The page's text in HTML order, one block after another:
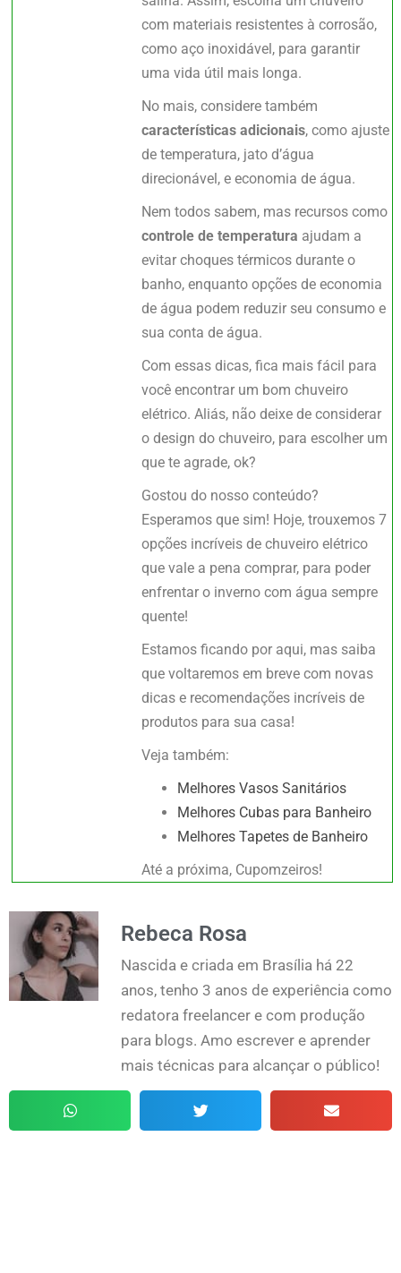
com materiais resistentes à corrosão,
como aço inoxidável, para garantir
uma vida útil mais longa.
No mais, considere também
características adicionais, como ajuste
de temperatura, jato d’água
direcionável, e economia de água.
Nem todos sabem, mas recursos como
controle de temperatura ajudam a
evitar choques térmicos durante o
banho, enquanto opções de economia
de água podem reduzir seu consumo e
sua conta de água.
Com essas dicas, fica mais fácil para
você encontrar um bom chuveiro
elétrico. Aliás, não deixe de considerar
o design do chuveiro, para escolher um
que te agrade, ok?
Gostou do nosso conteúdo?
Esperamos que sim! Hoje, trouxemos 7
opções incríveis de chuveiro elétrico
que vale a pena comprar, para poder
enfrentar o inverno com água sempre
quente!
Estamos ficando por aqui, mas saiba
que voltaremos em breve com novas
dicas e recomendações incríveis de
produtos para sua casa!
Veja também:
Melhores Vasos Sanitários
Melhores Cubas para Banheiro
Melhores Tapetes de Banheiro
Até a próxima, Cupomzeiros!
Rebeca Rosa
Nascida e criada em Brasília há 22
anos, tenho 3 anos de experiência como
redatora freelancer e com produção
para blogs. Amo escrever e aprender
mais técnicas para alcançar o público!